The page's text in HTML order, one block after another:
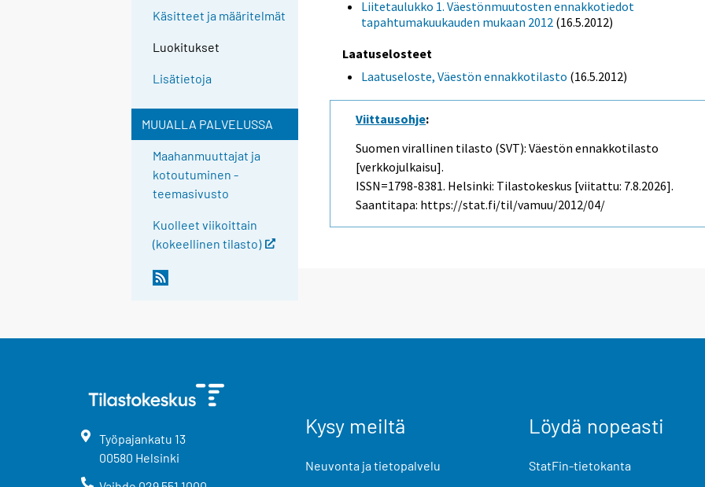
Käsitteet ja määritelmät
Luokitukset
Lisätietoja
MUUALLA PALVELUSSA
Maahanmuuttajat ja
kotoutuminen -
teemasivusto
Kuolleet viikoittain
(kokeellinen tilasto)
Liitetaulukko 1. Väestönmuutosten ennakkotiedot
tapahtumakuukauden mukaan 2012 (16.5.2012)
Laatuselosteet
Laatuseloste, Väestön ennakkotilasto (16.5.2012)
Viittausohje:
Suomen virallinen tilasto (SVT): Väestön ennakkotilasto
[verkkojulkaisu].
ISSN=1798-8381. Helsinki: Tilastokeskus [viitattu: 7.8.2026].
Saantitapa: https://stat.fi/til/vamuu/2012/04/
Työpajankatu 13
00580 Helsinki
Kysy meiltä
Neuvonta ja tietopalvelu
Löydä nopeasti
StatFin-tietokanta